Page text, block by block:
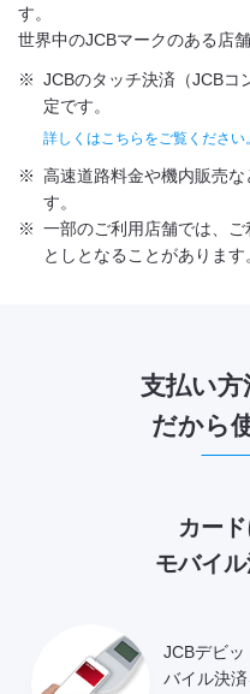
す。
世界中のJCBマークのある店
※ JCBのタッチ決済（JCBコ
定です。
詳しくはこちらをご覧ください。
※ 高速道路料金や機内販売
す。
※ 一部のご利用店舗では、
としとなることがあります
支払い方
だから
カード
モバイル
JCBデビ
バイル決済